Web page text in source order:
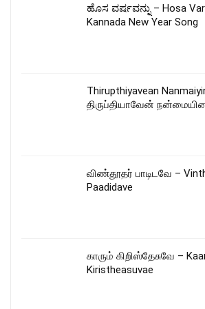
ಹೊಸ ವರ್ಷವನ್ನು – Hosa
Kannada New Year Song
Thirupthiyavean
திருப்தியாவேன்
விண்தூதர் பாடிடவே –
Paadidave
காரும் கிறிஸ்தேசுவே –
Kiristheasuvae